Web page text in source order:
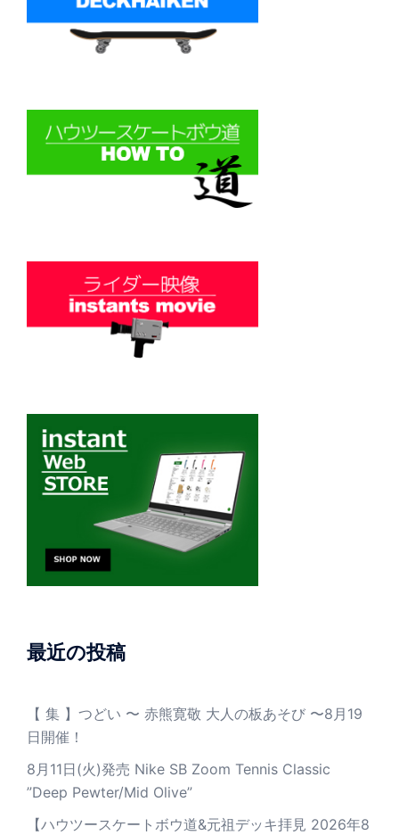
最近の投稿
【 集 】つどい 〜 赤熊寛敬 大人の板あそび 〜8月19
日開催！
8月11日(火)発売 Nike SB Zoom Tennis Classic
”Deep Pewter/Mid Olive”
【ハウツースケートボウ道&元祖デッキ拝見 2026年8